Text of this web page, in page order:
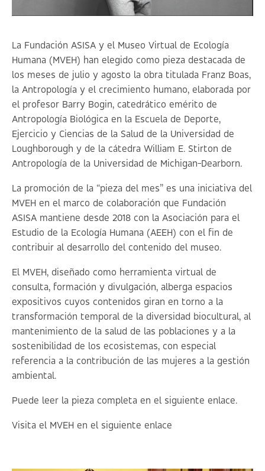
La Fundación ASISA y el Museo Virtual de Ecología
Humana (MVEH) han elegido como pieza destacada de
los meses de julio y agosto la obra titulada Franz Boas,
la Antropología y el crecimiento humano, elaborada por
el profesor Barry Bogin, catedrático emérito de
Antropología Biológica en la Escuela de Deporte,
Ejercicio y Ciencias de la Salud de la Universidad de
Loughborough y de la cátedra William E. Stirton de
Antropología de la Universidad de Michigan-Dearborn.
La promoción de la “pieza del mes” es una iniciativa del
MVEH en el marco de colaboración que Fundación
ASISA mantiene desde 2018 con la Asociación para el
Estudio de la Ecología Humana (AEEH) con el fin de
contribuir al desarrollo del contenido del museo.
El MVEH, diseñado como herramienta virtual de
consulta, formación y divulgación, alberga espacios
expositivos cuyos contenidos giran en torno a la
transformación temporal de la diversidad biocultural, al
mantenimiento de la salud de las poblaciones y a la
sostenibilidad de los ecosistemas, con especial
referencia a la contribución de las mujeres a la gestión
ambiental.
Puede leer la pieza completa en el siguiente enlace.
Visita el MVEH en el siguiente enlace